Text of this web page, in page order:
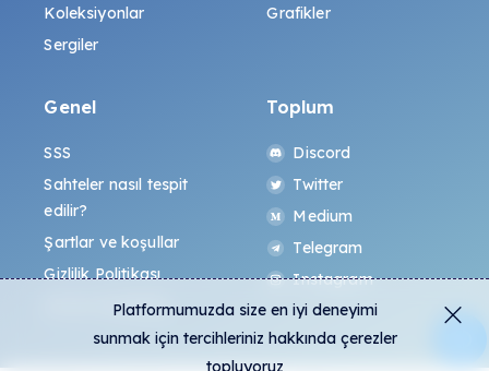
Koleksiyonlar
Sergiler
Grafikler
Genel
SSS
Sahteler nasıl tespit
edilir?
Şartlar ve koşullar
Gizlilik Politikası
All-Art Protokolü
Toplum
Discord
Twitter
Medium
Telegram
Instagram
Platformumuzda size en iyi deneyimi
sunmak için tercihleriniz hakkında çerezler
topluyoruz